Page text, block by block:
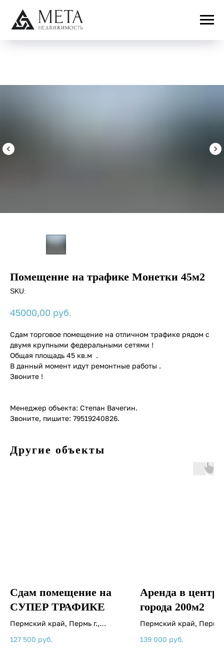
Помещение на трафике Монетки 45м2
SKU:
45000,00 руб.
Сдам торговое помещение на отличном трафике рядом с
двумя крупными федеральными сетями !
Общая площадь 45 кв.м .
В данный момент идут ремонтные работы .
Звоните !
Менеджер объекта: Степан Вачегин.
Звоните, пишите: 79519240826.
Другие объекты
Сдам помещение на
СУПЕР ТРАФИКЕ
Пермский край, Пермь г.,
127 500 руб.
Аренда в центре
города 200м2
Пермский край, Пермь
139 000 руб.